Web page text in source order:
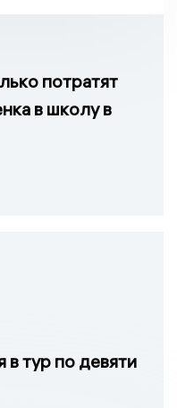
потратят
в школу в
тур по девяти